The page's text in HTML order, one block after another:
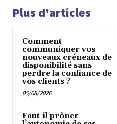
Plus d'articles
Comment
communiquer vos
nouveaux créneaux de
disponibilité sans
perdre la confiance de
vos clients ?
05/08/2026
Faut-il prôner